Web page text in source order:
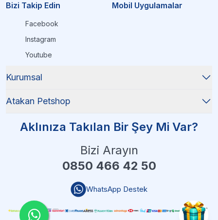
Bizi Takip Edin
Facebook
Instagram
Youtube
Mobil Uygulamalar
Kurumsal
Atakan Petshop
Aklınıza Takılan Bir Şey Mi Var?
Bizi Arayın
0850 466 42 50
WhatsApp Destek